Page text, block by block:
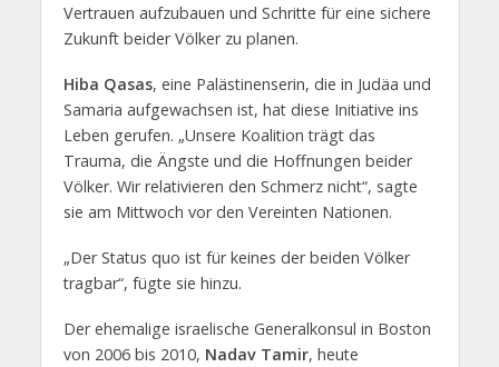
Vertrauen aufzubauen und Schritte für eine sichere
Zukunft beider Völker zu planen.
Hiba Qasas, eine Palästinenserin, die in Judäa und
Samaria aufgewachsen ist, hat diese Initiative ins
Leben gerufen. „Unsere Koalition trägt das
Trauma, die Ängste und die Hoffnungen beider
Völker. Wir relativieren den Schmerz nicht“, sagte
sie am Mittwoch vor den Vereinten Nationen.
„Der Status quo ist für keines der beiden Völker
tragbar“, fügte sie hinzu.
Der ehemalige israelische Generalkonsul in Boston
von 2006 bis 2010, Nadav Tamir, heute